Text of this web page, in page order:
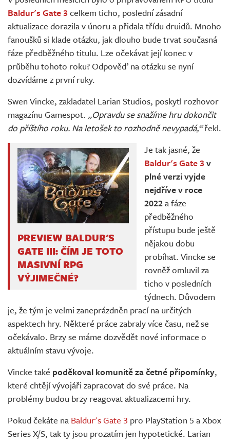
Živě
Baldur's Gate 3celkem ticho, poslední zásadní
aktualizace dorazila v únoru a přidala třídu druidů. Mnoho
fanoušků si klade otázku, jak dlouho bude trvat současná
fáze předběžného titulu. Lze očekávat její konec v
průběhu tohoto roku? Odpověď na otázku se nyní
dozvídáme z první ruky.
Swen Vincke, zakladatel Larian Studios, poskytl rozhovor
magazínu Gamespot. „Opravdu se snažíme hru dokončit
do příštího roku. Na letošek to rozhodně nevypadá,“řekl.
PREVIEW BALDUR'S
GATE III: ČÍM JE TOTO
MASIVNÍ RPG
VÝJIMEČNÉ?
Je tak jasné, že
Baldur's Gate 3v
plné verzi vyjde
nejdříve v roce
2022a fáze
předběžného
přístupu bude ještě
nějakou dobu
probíhat. Vincke se
rovněž omluvil za
ticho v posledních
týdnech. Důvodem
je, že tým je velmi zaneprázdněn prací na určitých
aspektech hry. Některé práce zabraly více času, než se
očekávalo. Brzy se máme dozvědět nové informace o
aktuálním stavu vývoje.
Vincke také poděkoval komunitě za četné připomínky,
které chtějí vývojáři zapracovat do své práce. Na
problémy budou brzy reagovat aktualizacemi hry.
Pokud čekáte na Baldur's Gate 3 pro PlayStation 5 a Xbox
Series X/S, tak ty jsou prozatím jen hypotetické. Larian